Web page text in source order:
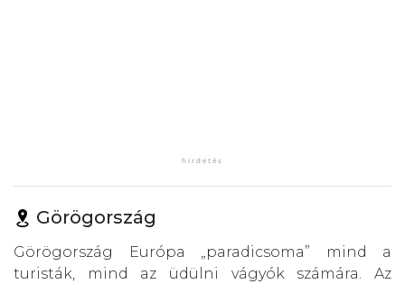
Görögország
Görögország Európa „paradicsoma” mind a
turisták, mind az üdülni vágyók számára. Az